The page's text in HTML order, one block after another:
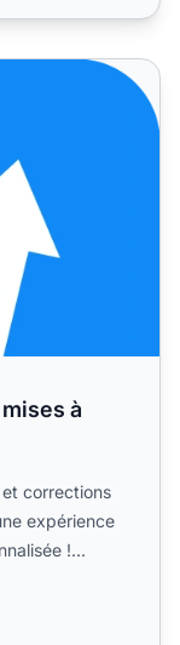
& correctifs en
à
corrections
expérience
!...